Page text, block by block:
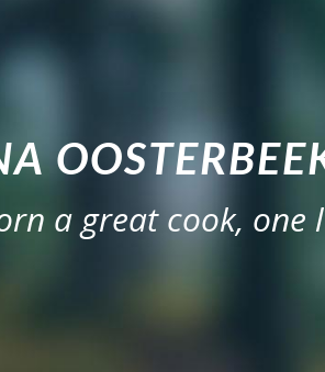
a great cook, one